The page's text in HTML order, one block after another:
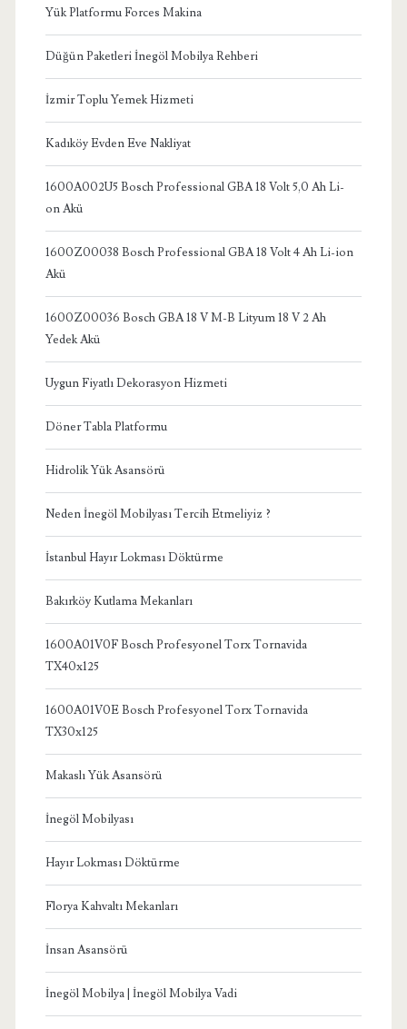
Yük Platformu Forces Makina
Düğün Paketleri İnegöl Mobilya Rehberi
İzmir Toplu Yemek Hizmeti
Kadıköy Evden Eve Nakliyat
1600A002U5 Bosch Professional GBA 18 Volt 5,0 Ah Li-
on Akü
1600Z00038 Bosch Professional GBA 18 Volt 4 Ah Li-ion
Akü
1600Z00036 Bosch GBA 18 V M-B Lityum 18 V 2 Ah
Yedek Akü
Uygun Fiyatlı Dekorasyon Hizmeti
Döner Tabla Platformu
Hidrolik Yük Asansörü
Neden İnegöl Mobilyası Tercih Etmeliyiz ?
İstanbul Hayır Lokması Döktürme
Bakırköy Kutlama Mekanları
1600A01V0F Bosch Profesyonel Torx Tornavida
TX40x125
1600A01V0E Bosch Profesyonel Torx Tornavida
TX30x125
Makaslı Yük Asansörü
İnegöl Mobilyası
Hayır Lokması Döktürme
Florya Kahvaltı Mekanları
İnsan Asansörü
İnegöl Mobilya | İnegöl Mobilya Vadi